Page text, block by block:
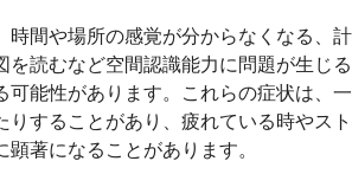
時間や場所の感覚が分からなくなる、計
を読むなど空間認識能力に問題が生じる
可能性があります。これらの症状は、一
りすることがあり、疲れている時やスト
顕著になることがあります。